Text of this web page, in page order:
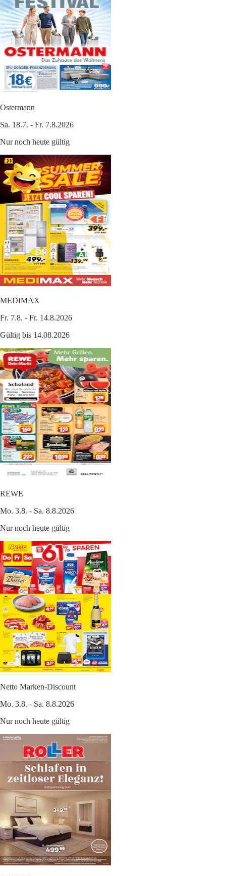
Ostermann
Sa. 18.7. - Fr. 7.8.2026
Nur noch heute gültig
MEDIMAX
Fr. 7.8. - Fr. 14.8.2026
Gültig bis 14.08.2026
REWE
Mo. 3.8. - Sa. 8.8.2026
Nur noch heute gültig
Netto Marken-Discount
Mo. 3.8. - Sa. 8.8.2026
Nur noch heute gültig